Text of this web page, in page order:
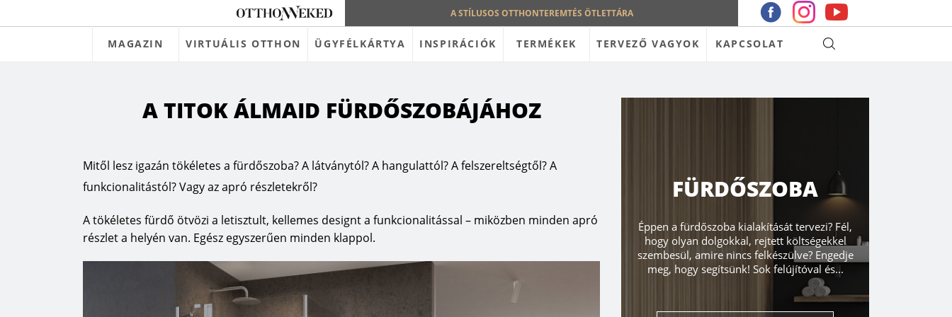
A STÍLUSOS OTTHONTEREMTÉS ÖTLETTÁRA
MAGAZIN VIRTUÁLIS OTTHON ÜGYFÉLKÁRTYA INSPIRÁCIÓK TERMÉKEK TERVEZŐ VAGYOK KAPCSOLAT
A TITOK ÁLMAID FÜRDŐSZOBÁJÁHOZ
Mitől lesz igazán tökéletes a fürdőszoba? A látványtól? A hangulattól? A felszereltségtől? A
funkcionalitástól? Vagy az apró részletekről?
A tökéletes fürdő ötvözi a letisztult, kellemes designt a funkcionalitással – miközben minden apró
részlet a helyén van. Egész egyszerűen minden klappol.
FÜRDŐSZOBA
Éppen a fürdőszoba kialakítását tervezi? Fél,
hogy olyan dolgokkal, rejtett költségekkel
szembesül, amire nincs felkészülve? Engedje
meg, hogy segítsünk! Sok felújítóval és...